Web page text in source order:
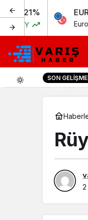
EURO
Euro 48,55
SON
2